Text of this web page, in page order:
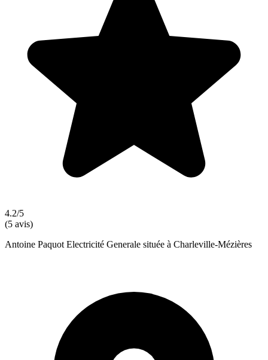
4.2/5
(5 avis)
Antoine Paquot Electricité Generale située à Charleville-Mézières